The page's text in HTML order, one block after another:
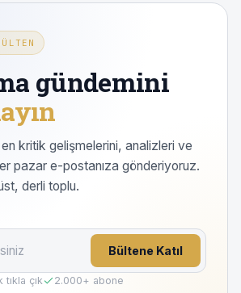
gündemini
en kritik gelişmelerini, analizleri ve
pazar e-postanıza gönderiyoruz.
derli toplu.
Bültene Katıl
tıkla çık 2.000+ abone